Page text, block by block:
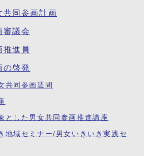
共同参画計画
審議会
推進員
の啓発
共同参画週間
とした男女共同参画推進講座
地域セミナー/男女いきいき実践セ